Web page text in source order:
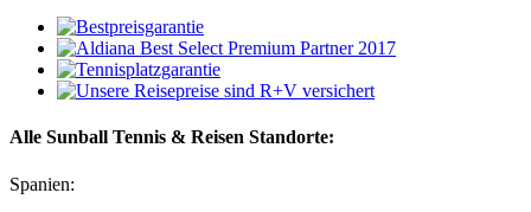
Alle Sunball Tennis & Reisen Standorte:
Spanien: